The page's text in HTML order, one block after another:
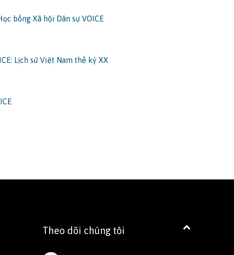
bổng Xã hội Dân sự VOICE
Lịch sử Việt Nam thế kỷ XX
Theo dõi chúng tôi